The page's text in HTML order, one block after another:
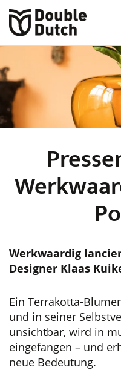
Werkwaardig
Designer Klaas
Ein Terrakotta-
und in seiner
unsichtbar, wird in
eingefangen – und
neue Bedeutung.